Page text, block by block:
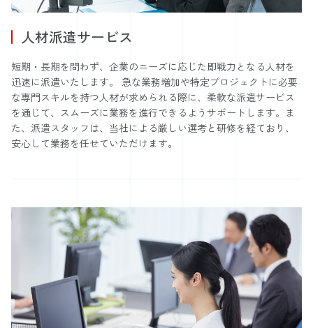
人材派遣サービス
短期・長期を問わず、企業のニーズに応じた即戦力となる人材を
迅速に派遣いたします。 急な業務増加や特定プロジェクトに必要
な専門スキルを持つ人材が求められる際に、柔軟な派遣サービス
を通じて、スムーズに業務を進行できるようサポートします。ま
た、派遣スタッフは、当社による厳しい選考と研修を経ており、
安心して業務を任せていただけます。